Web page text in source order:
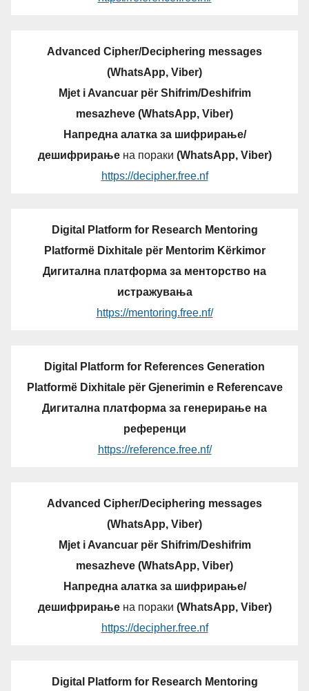
Advanced Cipher/Deciphering messages
(WhatsApp, Viber)
Mjet i Avancuar për Shifrim/Deshifrim
mesazheve (WhatsApp, Viber)
Напредна алатка за шифрирање/
дешифрирањена пораки (WhatsApp, Viber)
https://decipher.free.nf
Digital Platform for Research Mentoring
Platformë Dixhitale për Mentorim Kërkimor
Дигитална платформа за менторство на
истражувања
https://mentoring.free.nf/
Digital Platform for References Generation
Platformë Dixhitale për Gjenerimin e Referencave
Дигитална платформа за генерирање на
референци
https://reference.free.nf/
Advanced Cipher/Deciphering messages
(WhatsApp, Viber)
Mjet i Avancuar për Shifrim/Deshifrim
mesazheve (WhatsApp, Viber)
Напредна алатка за шифрирање/
дешифрирањена пораки (WhatsApp, Viber)
https://decipher.free.nf
Digital Platform for Research Mentoring